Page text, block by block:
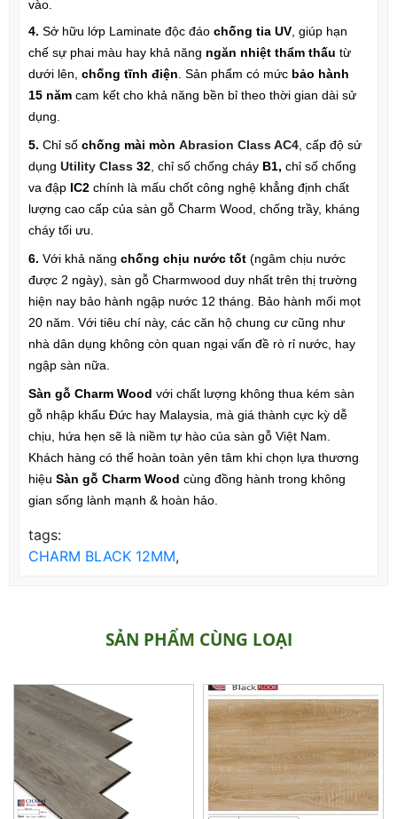
vào.
4. Sở hữu lớp Laminate độc đáo chống tia UV, giúp hạn
chế sự phai màu hay khả năng ngăn nhiệt thẩm thấu từ
dưới lên, chống tĩnh điện. Sản phẩm có mức bảo hành
15 năm cam kết cho khả năng bền bỉ theo thời gian dài sử
dụng.
5. Chỉ số chống mài mòn Abrasion Class AC4, cấp độ sử
dụng Utility Class 32, chỉ số chống cháy B1, chỉ số chống
va đập IC2 chính là mấu chốt công nghệ khẳng định chất
lượng cao cấp của sàn gỗ Charm Wood, chống trầy, kháng
cháy tối ưu.
6. Với khả năng chống chịu nước tốt (ngâm chịu nước
được 2 ngày), sàn gỗ Charmwood duy nhất trên thị trường
hiện nay bảo hành ngập nước 12 tháng. Bảo hành mối mọt
20 năm. Với tiêu chí này, các căn hộ chung cư cũng như
nhà dân dụng không còn quan ngại vấn đề rò rỉ nước, hay
ngập sàn nữa.
Sàn gỗ Charm Wood với chất lượng không thua kém sàn
gỗ nhập khẩu Đức hay Malaysia, mà giá thành cực kỳ dễ
chịu, hứa hẹn sẽ là niềm tự hào của sàn gỗ Việt Nam.
Khách hàng có thể hoàn toàn yên tâm khi chọn lựa thương
hiệu Sàn gỗ Charm Wood cùng đồng hành trong không
gian sống lành mạnh & hoàn hảo.
tags:
CHARM BLACK 12MM,
SẢN PHẨM CÙNG LOẠI